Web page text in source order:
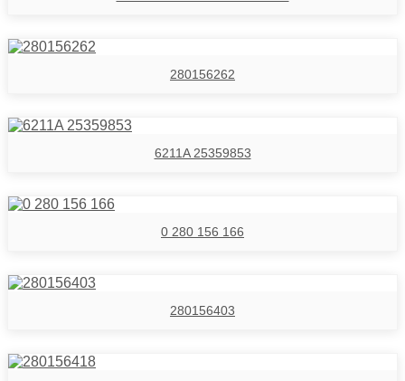
280156262
6211A 25359853
0 280 156 166
280156403